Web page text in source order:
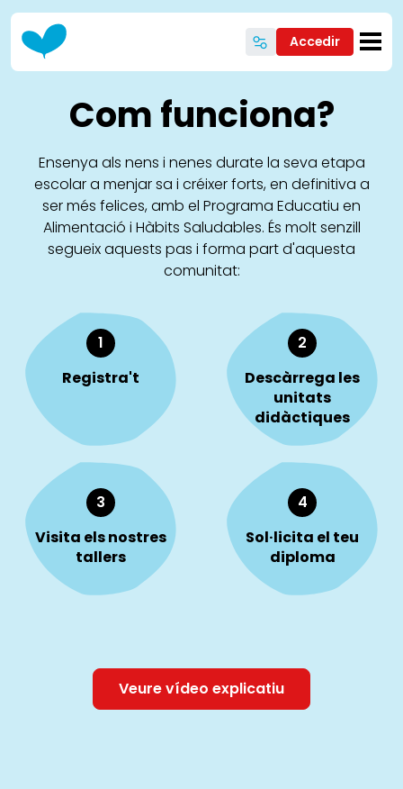
Vés al contingut
Accedir
Com funciona?
Ensenya als nens i nenes durate la seva etapa
escolar a menjar sa i créixer forts, en definitiva a
ser més felices, amb el Programa Educatiu en
Alimentació i Hàbits Saludables. És molt senzill
segueix aquests pas i forma part d'aquesta
comunitat:
1
Registra't
2
Descàrrega les
unitats
didàctiques
3
Visita els nostres
tallers
4
Sol·licita el teu
diploma
Veure vídeo explicatiu